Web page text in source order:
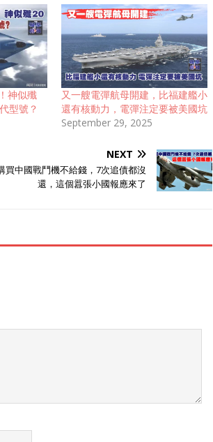
神似殲
型號？
又一艘電彈航母開建，比福建艦小
還有核動力，電彈注定要被美國坑
September 29, 2025
NEXT
買中國戰鬥機不給錢，7次追債都沒
還，這個囂張小國報應來了